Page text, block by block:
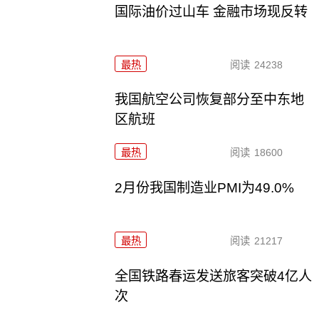
国际油价过山车 金融市场现反转
最热 阅读 24238
我国航空公司恢复部分至中东地
区航班
最热 阅读 18600
2月份我国制造业PMI为49.0%
最热 阅读 21217
全国铁路春运发送旅客突破4亿人
次